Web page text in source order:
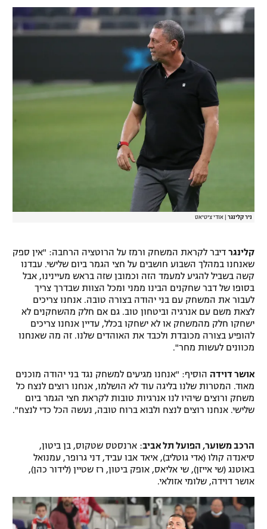
המגזין
ניר קלינגר אודי ציטיאט
קלינגר דיבר לקראת המשחק ורמז על הרוטציה הרחבה: "אין ספק
שאנחנו במהלך השבוע חושבים על חצי הגמר ביום שלישי. עבדנו
קשה בשביל להגיע למעמד הזה וכמובן שזה בראש מעיינינו, אבל
בסופו של דבר שחקנים הבינו ממני ומכל הצוות שבדרך צריך
לעבור את המשחק עם בני יהודה בצורה טובה. אנחנו צריכים
לצאת משם עם אנרגיה וביטחון טוב. גם אם חלק מהשחקנים לא
ישחקו חלק מהמשחק או לא ישחקו בכלל, עדיין אנחנו צריכים
להופיע בצורה מכובדת ולכבד את האוהדים שלנו. זה מה שאנחנו
מכוונים לעשות מחר".
אושר דוידה הוסיף: "אנחנו מגיעים למשחק נגד בני יהודה מוכנים
מאוד. המטרות שלנו בליגה עוד לא הושלמו, אנחנו רוצים לנצח כל
משחק ורוצים שיהיו לנו אנרגיות טובות לקראת חצי הגמר ביום
שלישי. אנחנו רוצים לנצח ולבוא ברוח טובה, נעשה הכל כדי לנצח".
הרכב משוער, הפועל תל אביב: ארנסטס שטקוס, בן ביטון,
סיאנדה קולו (אדי גוטליב), איאד אבו עביד, דני גרופר, עמנואל
באוטנג (שי אייזן), שי אליאס, אופק ביטון, רז שטיין (לידור כהן),
אושר דוידה, שלומי אזולאי.